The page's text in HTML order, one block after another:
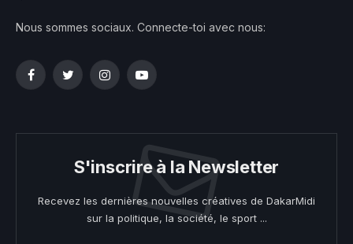
Nous sommes sociaux. Connecte-toi avec nous:
FacebookTwitterInstagramYouTube
S'inscrire à la Newsletter
Recevez les dernières nouvelles créatives de DakarMidi
sur la politique, la société, le sport ...